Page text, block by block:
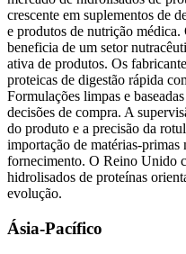
crescente em suplementos de
e produtos de nutrição
beneficia de um setor
ativa de produtos. Os
proteicas de digestão rápida
Formulações limpas e
decisões de compra. A
do produto e a precisão da
importação de matérias-primas
fornecimento. O Reino Unido
hidrolisados ​​de proteínas
evolução.
Ásia-Pacífico